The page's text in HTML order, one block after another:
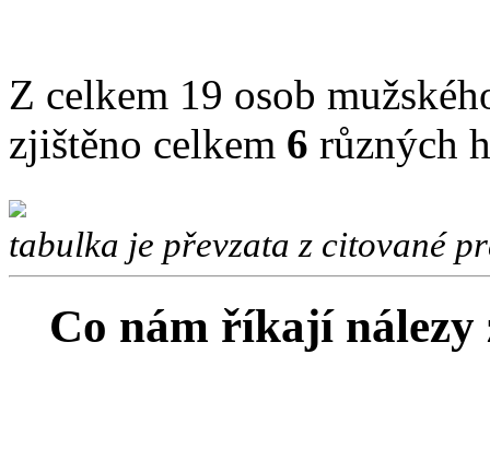
Z celkem 19 osob
zjištěno celkem 6 různých
tabulka je převzata z citované
Co nám říkají nálezy